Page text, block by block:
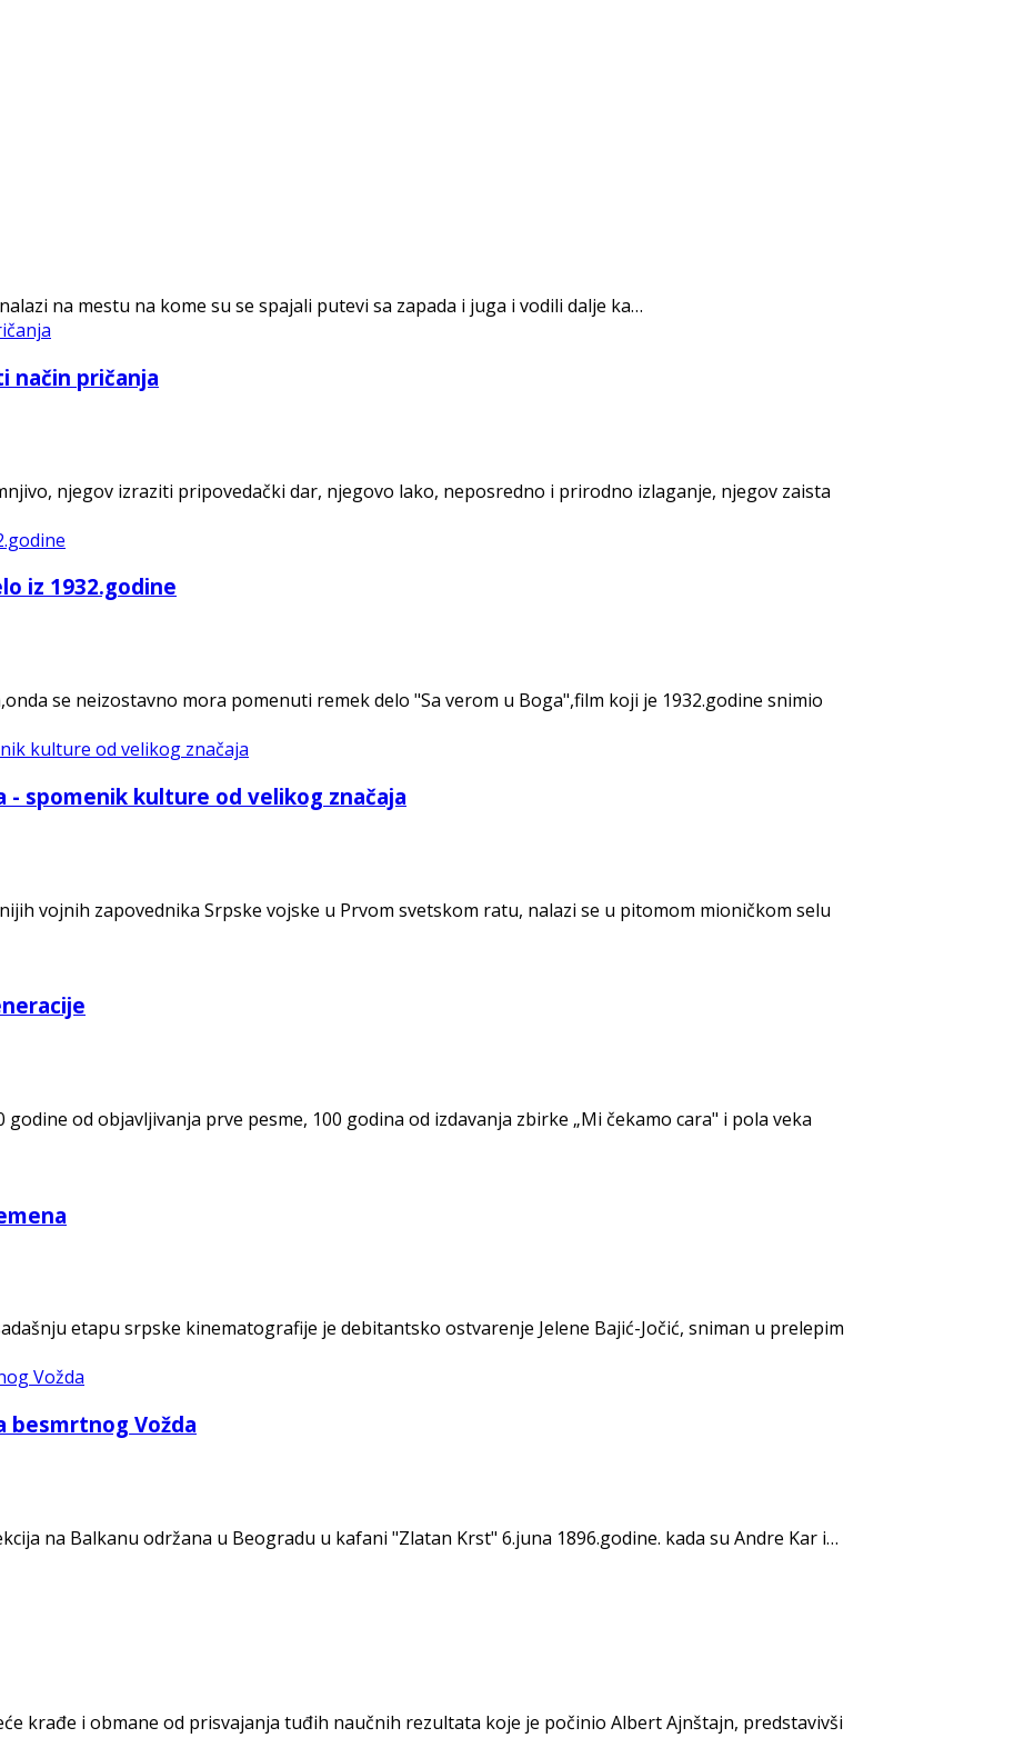
na mestu na kome su se spajali putevi sa zapada i juga i vodili dalje ka…
način pričanja
njegov izraziti pripovedački dar, njegovo lako, neposredno i prirodno izlaganje, njegov zaista
iz 1932.godine
se neizostavno mora pomenuti remek delo "Sa verom u Boga",film koji je 1932.godine snimio
- spomenik kulture od velikog značaja
vojnih zapovednika Srpske vojske u Prvom svetskom ratu, nalazi se u pitomom mioničkom selu
od objavljivanja prve pesme, 100 godina od izdavanja zbirke „Mi čekamo cara" i pola veka
etapu srpske kinematografije je debitantsko ostvarenje Jelene Bajić-Jočić, sniman u prelepim
besmrtnog Vožda
na Balkanu održana u Beogradu u kafani "Zlatan Krst" 6.juna 1896.godine. kada su Andre Kar i…
krađe i obmane od prisvajanja tuđih naučnih rezultata koje je počinio Albert Ajnštajn, predstavivši